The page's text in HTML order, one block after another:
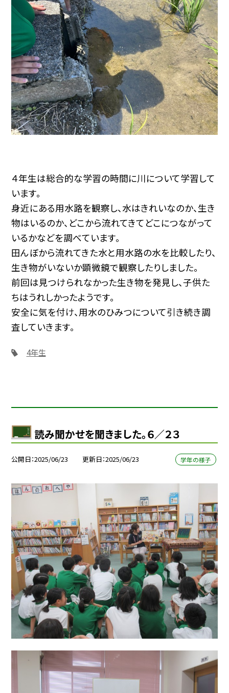
４年生は総合的な学習の時間に川について学習して
います。
身近にある用水路を観察し、水はきれいなのか、生き
物はいるのか、どこから流れてきてどこにつながって
いるかなどを調べています。
田んぼから流れてきた水と用水路の水を比較したり、
生き物がいないか顕微鏡で観察したりしました。
前回は見つけられなかった生き物を発見し、子供た
ちはうれしかったようです。
安全に気を付け、用水のひみつについて引き続き調
査していきます。
4年生
読み聞かせを聞きました。６／２３
公開日 2025/06/23 更新日 2025/06/23 学年の様子